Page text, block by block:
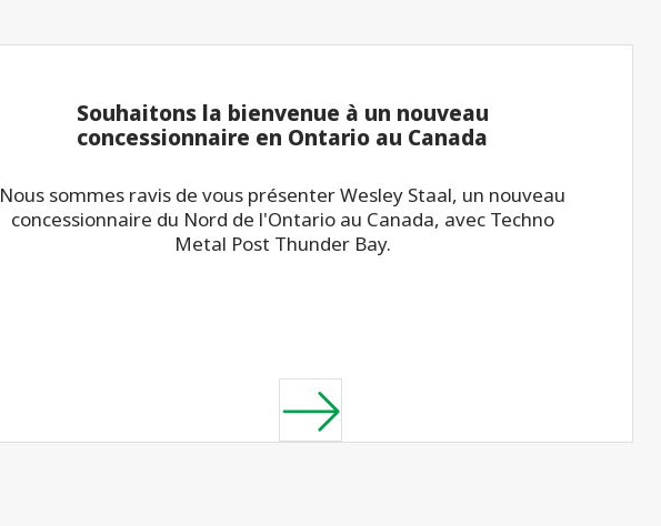
Souhaitons la bienvenue à un nouveau
concessionnaire en Ontario au Canada
Nous sommes ravis de vous présenter Wesley Staal, un nouveau
concessionnaire du Nord de l'Ontario au Canada, avec Techno
Metal Post Thunder Bay.